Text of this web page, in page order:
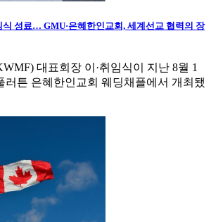
성료… GMU·은혜한인교회, 세계선교 협력의 장
대표회장 이·취임식이 지난 8월 1
러튼 은혜한인교회 웨딩채플에서 개최됐